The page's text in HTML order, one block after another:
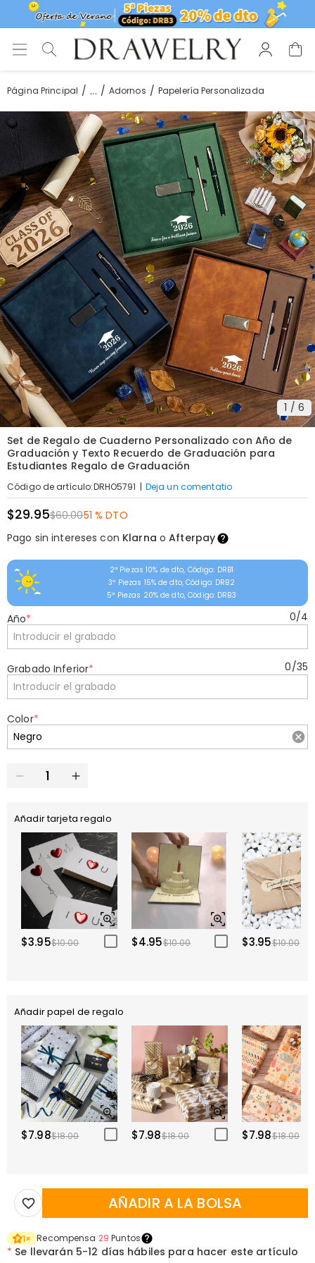
Página Principal ... Adornos Papelería Personalizada
1 / 6
Set de Regalo de Cuaderno Personalizado con Año de
Graduación y Texto Recuerdo de Graduación para
Estudiantes Regalo de Graduación
Código de artículo:DRHO5791 | Deja un comentatio
$29.95$60.0051 % DTO
Pago sin intereses con Klarna oAfterpay
2ª Piezas 10% de dto, Código: DRB1
3ª Piezas 15% de dto, Código: DRB2
5ª Piezas 20% de dto, Código: DRB3
Año* 0/4
Grabado Inferior* 0/35
Color*
Añadir tarjeta regalo
$3.95$10.00 $4.95$10.00 $3.95$10.00
Añadir papel de regalo
$7.98$18.00 $7.98$18.00 $7.98$18.00
AÑADIR A LA BOLSA
1× Recompensa 29 Puntos
* Se llevarán 5-12 días hábiles para hacer este artículo